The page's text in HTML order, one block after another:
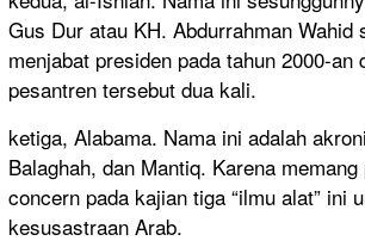
Gus Dur atau KH. Abdurrahman Wahid
menjabat presiden pada tahun 2000-an
pesantren tersebut dua kali.
ketiga, Alabama. Nama ini adalah
Balaghah, dan Mantiq. Karena
concern pada kajian tiga “ilmu alat” ini
kesusastraan Arab.